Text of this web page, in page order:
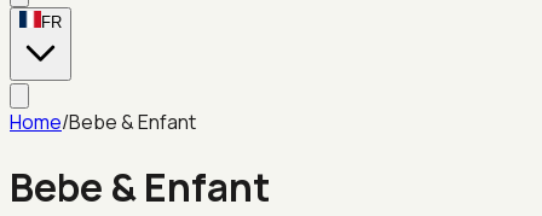
FR
Home/Bebe & Enfant
Bebe & Enfant